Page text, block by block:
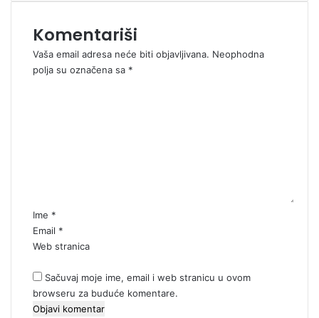
Komentariši
Vaša email adresa neće biti objavljivana. Neophodna
polja su označena sa *
*Ime *
Email *
Web stranica
Sačuvaj moje ime, email i web stranicu u ovom
browseru za buduće komentare.